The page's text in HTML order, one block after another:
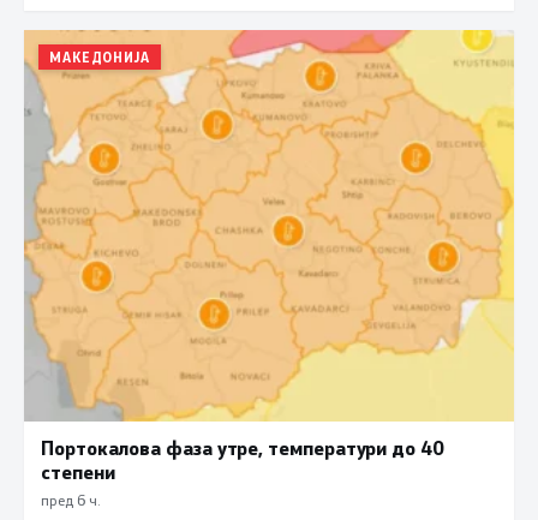
МАКЕДОНИЈА
Портокалова фаза утре, температури до 40
степени
пред 6 ч.